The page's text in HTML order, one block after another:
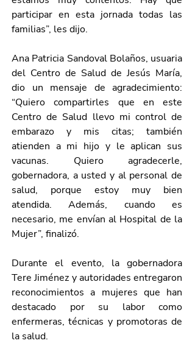
participar en esta jornada todas las
familias”, les dijo.
Ana Patricia Sandoval Bolaños, usuaria
del Centro de Salud de Jesús María,
dio un mensaje de agradecimiento:
“Quiero compartirles que en este
Centro de Salud llevo mi control de
embarazo y mis citas; también
atienden a mi hijo y le aplican sus
vacunas. Quiero agradecerle,
gobernadora, a usted y al personal de
salud, porque estoy muy bien
atendida. Además, cuando es
necesario, me envían al Hospital de la
Mujer”, finalizó.
Durante el evento, la gobernadora
Tere Jiménez y autoridades entregaron
reconocimientos a mujeres que han
destacado por su labor como
enfermeras, técnicas y promotoras de
la salud.